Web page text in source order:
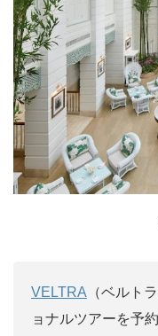
VELTRA （ベルト
ョナルツアーを予